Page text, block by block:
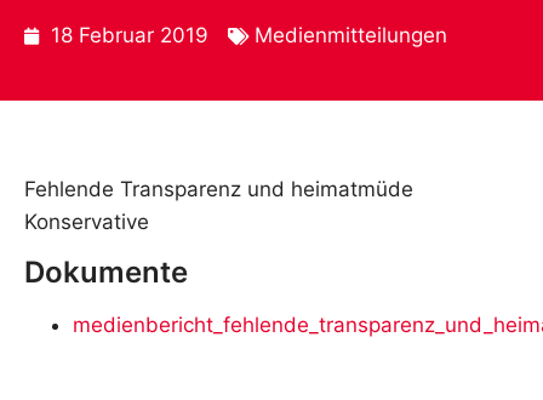
18 Februar 2019 Medienmitteilungen
Fehlende Transparenz und heimatmüde
Konservative
Dokumente